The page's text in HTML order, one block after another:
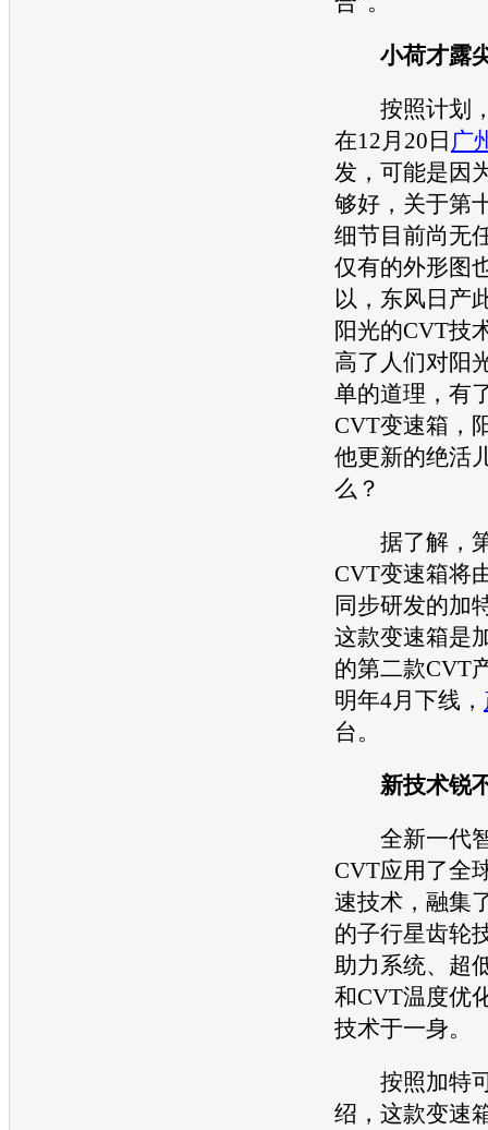
小荷才露
按照计划
在12月20日 广
发，可能是因
够好，关于第
细节目前尚无
仅有的外形图
以， 东风日产
阳光的CVT技
高了人们对阳
单的道理，有
CVT变速箱 ，
他更新的绝活
么？
据了解，
CVT变速箱将
同步研发的加
这款变速箱是
的第二款
明年4月下线，
台。
新技术锐
全新一代智
CVT应用了全
速技术，融集
的子行星齿轮
助力系统、超
和CVT温度优
技术于一身。
按照加特可
绍，这款变速